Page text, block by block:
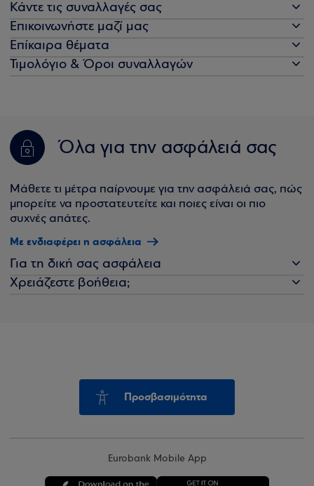
Κάντε τις συναλλαγές σας
Επικοινωνήστε μαζί μας
Επίκαιρα θέματα
Τιμολόγιο & Όροι συναλλαγών
Όλα για την ασφάλειά σας
Μάθετε τι μέτρα παίρνουμε για την ασφάλειά σας, πώς
μπορείτε να προστατευτείτε και ποιες είναι οι πιο
συχνές απάτες.
Με ενδιαφέρει η ασφάλεια
Για τη δική σας ασφάλεια
Χρειάζεστε βοήθεια;
Προσβασιμότητα
Eurobank Mobile App